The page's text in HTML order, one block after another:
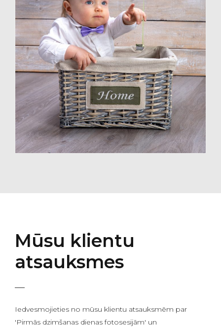
Mūsu klientu
atsauksmes
Iedvesmojieties no mūsu klientu atsauksmēm par
'Pirmās dzimšanas dienas fotosesijām' un